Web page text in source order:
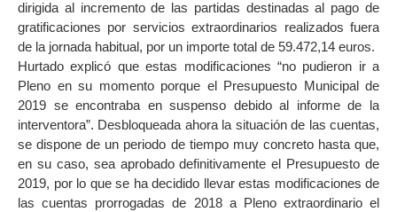
dirigida al incremento de las partidas destinadas al pago de
gratificaciones por servicios extraordinarios realizados fuera
de la jornada habitual, por un importe total de 59.472,14 euros.
Hurtado explicó que estas modificaciones “no pudieron ir a
Pleno en su momento porque el Presupuesto Municipal de
2019 se encontraba en suspenso debido al informe de la
interventora”. Desbloqueada ahora la situación de las cuentas,
se dispone de un periodo de tiempo muy concreto hasta que,
en su caso, sea aprobado definitivamente el Presupuesto de
2019, por lo que se ha decidido llevar estas modificaciones de
las cuentas prorrogadas de 2018 a Pleno extraordinario el